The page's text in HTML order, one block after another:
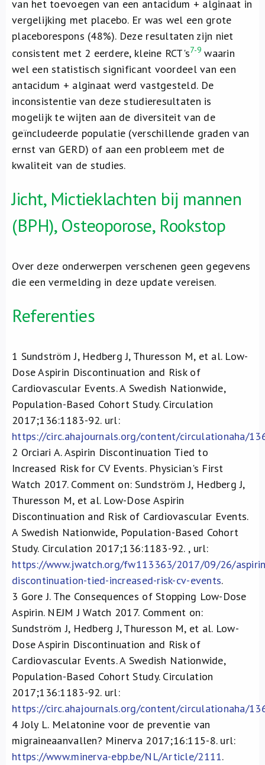
van het toevoegen van een antacidum + alginaat in
vergelijking met placebo. Er was wel een grote
placeborespons (48%). Deze resultaten zijn niet
consistent met 2 eerdere, kleine RCT's7-9 waarin
wel een statistisch significant voordeel van een
antacidum + alginaat werd vastgesteld. De
inconsistentie van deze studieresultaten is
mogelijk te wijten aan de diversiteit van de
geïncludeerde populatie (verschillende graden van
ernst van GERD) of aan een probleem met de
kwaliteit van de studies.
Jicht, Mictieklachten bij mannen
(BPH), Osteoporose, Rookstop
Over deze onderwerpen verschenen geen gegevens
die een vermelding in deze update vereisen.
Referenties
1 Sundström J, Hedberg J, Thuresson M, et al. Low-
Dose Aspirin Discontinuation and Risk of
Cardiovascular Events. A Swedish Nationwide,
Population-Based Cohort Study. Circulation
2017;136:1183-92. url:
https://circ.ahajournals.org/content/circulationaha/
2 Orciari A. Aspirin Discontinuation Tied to
Increased Risk for CV Events. Physician's First
Watch 2017. Comment on: Sundström J, Hedberg J,
Thuresson M, et al. Low-Dose Aspirin
Discontinuation and Risk of Cardiovascular Events.
A Swedish Nationwide, Population-Based Cohort
Study. Circulation 2017;136:1183-92. , url:
https://www.jwatch.org/fw113363/2017/09/26/
discontinuation-tied-increased-risk-cv-events.
3 Gore J. The Consequences of Stopping Low-Dose
Aspirin. NEJM J Watch 2017. Comment on:
Sundström J, Hedberg J, Thuresson M, et al. Low-
Dose Aspirin Discontinuation and Risk of
Cardiovascular Events. A Swedish Nationwide,
Population-Based Cohort Study. Circulation
2017;136:1183-92. url:
https://circ.ahajournals.org/content/circulationaha/
4 Joly L. Melatonine voor de preventie van
migraineaanvallen? Minerva 2017;16:115-8. url:
https://www.minerva-ebp.be/NL/Article/2111.